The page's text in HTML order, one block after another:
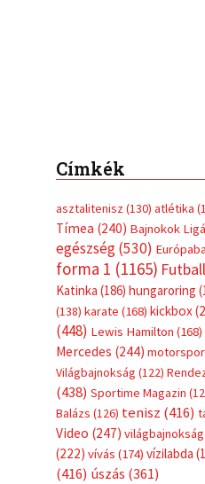
Címkék
asztalitenisz (130) atlétika
Tímea (240) Bajnokok
egészség(530)
forma 1 (1165) Futball
Katinka (186) hungaroring
(138) karate (168) kickbox
(448) Lewis Hamilton (168)
Mercedes (244)
Világbajnokság (122)
(438) Sportime Magazin
Balázs (126) tenisz (416)
Video (247) világbajnokság
(222) vívás (174) vízilabda
(416) úszás (361)